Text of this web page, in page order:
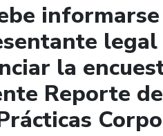
la
Reporte